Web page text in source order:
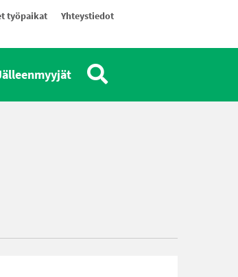
työpaikat
Yhteystiedot